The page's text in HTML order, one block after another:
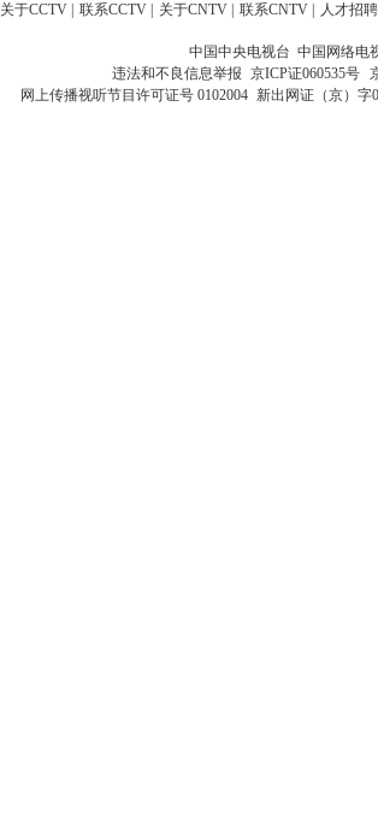
关于CCTV 联系CCTV 关于CNTV 联系CNTV 人才招聘
中国中央电视台 中国网络电
违法和不良信息举报 京ICP证060535号
网上传播视听节目许可证号 0102004 新出网证（京）